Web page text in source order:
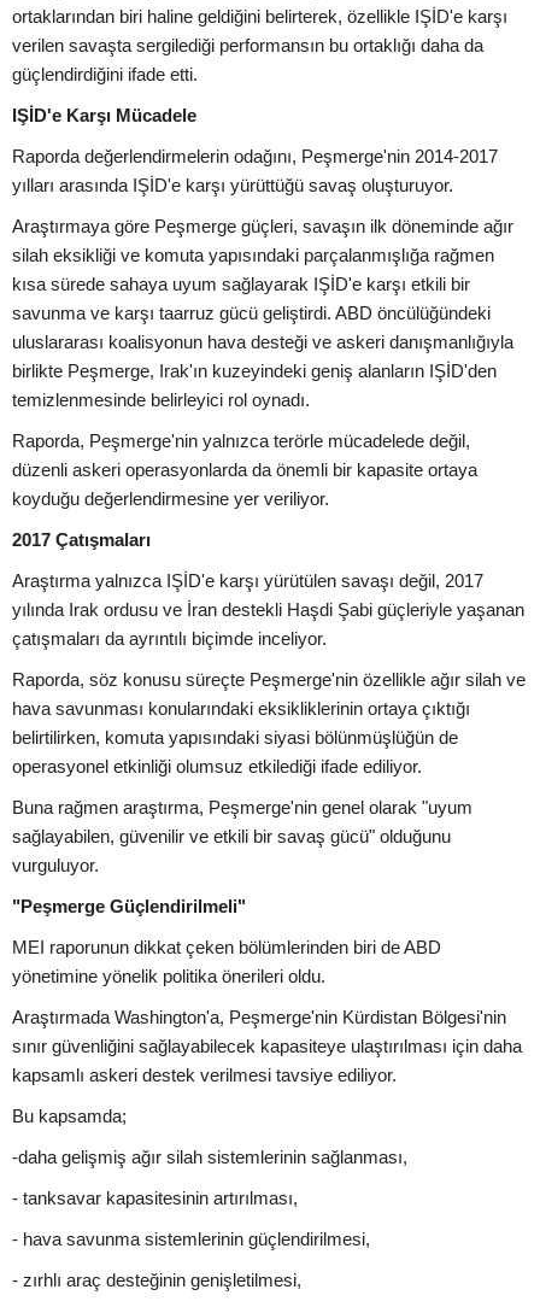
ortaklarından biri haline geldiğini belirterek, özellikle IŞİD'e karşı
verilen savaşta sergilediği performansın bu ortaklığı daha da
güçlendirdiğini ifade etti.
IŞİD'e Karşı Mücadele
Raporda değerlendirmelerin odağını, Peşmerge'nin 2014-2017
yılları arasında IŞİD'e karşı yürüttüğü savaş oluşturuyor.
Araştırmaya göre Peşmerge güçleri, savaşın ilk döneminde ağır
silah eksikliği ve komuta yapısındaki parçalanmışlığa rağmen
kısa sürede sahaya uyum sağlayarak IŞİD'e karşı etkili bir
savunma ve karşı taarruz gücü geliştirdi. ABD öncülüğündeki
uluslararası koalisyonun hava desteği ve askeri danışmanlığıyla
birlikte Peşmerge, Irak'ın kuzeyindeki geniş alanların IŞİD'den
temizlenmesinde belirleyici rol oynadı.
Raporda, Peşmerge'nin yalnızca terörle mücadelede değil,
düzenli askeri operasyonlarda da önemli bir kapasite ortaya
koyduğu değerlendirmesine yer veriliyor.
2017 Çatışmaları
Araştırma yalnızca IŞİD'e karşı yürütülen savaşı değil, 2017
yılında Irak ordusu ve İran destekli Haşdi Şabi güçleriyle yaşanan
çatışmaları da ayrıntılı biçimde inceliyor.
Raporda, söz konusu süreçte Peşmerge'nin özellikle ağır silah ve
hava savunması konularındaki eksikliklerinin ortaya çıktığı
belirtilirken, komuta yapısındaki siyasi bölünmüşlüğün de
operasyonel etkinliği olumsuz etkilediği ifade ediliyor.
Buna rağmen araştırma, Peşmerge'nin genel olarak "uyum
sağlayabilen, güvenilir ve etkili bir savaş gücü" olduğunu
vurguluyor.
"Peşmerge Güçlendirilmeli"
MEI raporunun dikkat çeken bölümlerinden biri de ABD
yönetimine yönelik politika önerileri oldu.
Araştırmada Washington'a, Peşmerge'nin Kürdistan Bölgesi'nin
sınır güvenliğini sağlayabilecek kapasiteye ulaştırılması için daha
kapsamlı askeri destek verilmesi tavsiye ediliyor.
Bu kapsamda;
-daha gelişmiş ağır silah sistemlerinin sağlanması,
- tanksavar kapasitesinin artırılması,
- hava savunma sistemlerinin güçlendirilmesi,
- zırhlı araç desteğinin genişletilmesi,